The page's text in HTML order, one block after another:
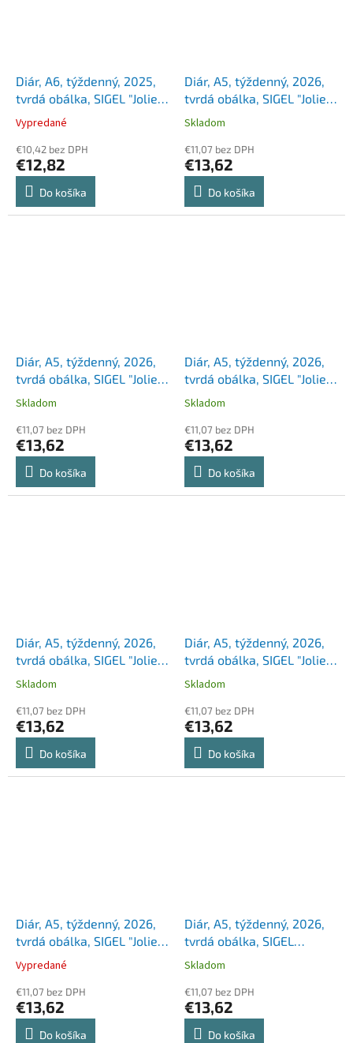
Diár, A6, týždenný, 2025,
tvrdá obálka, SIGEL "Jolie",
sky modrý
Vypredané
€10,42 bez DPH
€12,82
Do košíka
Diár, A5, týždenný, 2026,
tvrdá obálka, SIGEL "Jolie",
Butterfly Confetti Candy
Skladom
€11,07 bez DPH
€13,62
Do košíka
Diár, A5, týždenný, 2026,
tvrdá obálka, SIGEL "Jolie",
Cosmic Fantasy Beige
Skladom
€11,07 bez DPH
€13,62
Do košíka
Diár, A5, týždenný, 2026,
tvrdá obálka, SIGEL "Jolie",
Dark love
Skladom
€11,07 bez DPH
€13,62
Do košíka
Diár, A5, týždenný, 2026,
tvrdá obálka, SIGEL "Jolie",
Enchanted Sky
Skladom
€11,07 bez DPH
€13,62
Do košíka
Diár, A5, týždenný, 2026,
tvrdá obálka, SIGEL "Jolie",
Green Jungle Fever
Skladom
€11,07 bez DPH
€13,62
Do košíka
Diár, A5, týždenný, 2026,
tvrdá obálka, SIGEL "Jolie",
Mystic Mauve
Vypredané
€11,07 bez DPH
€13,62
Do košíka
Diár, A5, týždenný, 2026,
tvrdá obálka, SIGEL
"Linescape", modrý-žltý
Skladom
€11,07 bez DPH
€13,62
Do košíka